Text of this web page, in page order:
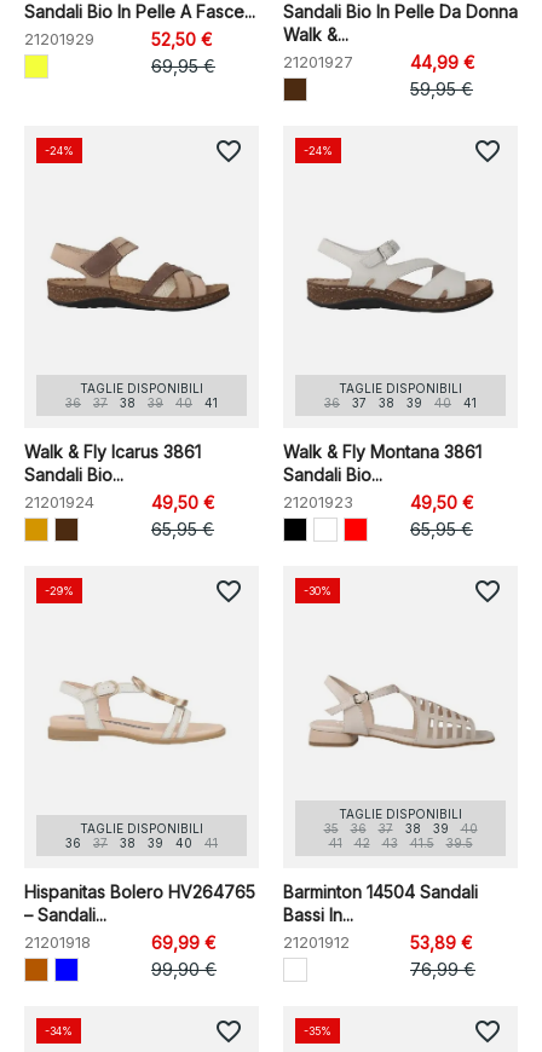
Sandali Bio In Pelle A Fasce...
21201929
52,50 €
69,95 €
Sandali Bio In Pelle Da Donna
Walk &...
21201927
44,99 €
59,95 €
TAGLIE DISPONIBILI
36
37 38 39 40 41
Walk & Fly Icarus 3861
Sandali Bio...
21201924
49,50 €
65,95 €
-24% favorite_border
TAGLIE DISPONIBILI
36
37 38 39 40 41
Walk & Fly Montana 3861
Sandali Bio...
21201923
49,50 €
65,95 €
-24% favorite_border
TAGLIE DISPONIBILI
36
37 38 39 40 41
Hispanitas Bolero HV264765
– Sandali...
21201918
69,99 €
99,90 €
-29% favorite_border
TAGLIE DISPONIBILI
35
36 37 38 39
40
41
42 43 41.5 39.5
Barminton 14504 Sandali
Bassi In...
21201912
53,89 €
76,99 €
-30% favorite_border
-34% favorite_border -35% favorite_border